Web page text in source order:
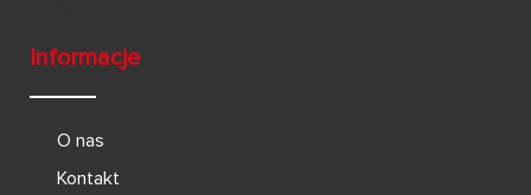
Informacje
O nas
Kontakt